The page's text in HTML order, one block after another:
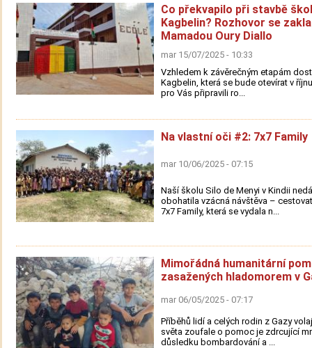
Co překvapilo při stavbě
Kagbelin? Rozhovor se
Mamadou Oury Diallo
mar 15/07/2025 - 10:33
Vzhledem k závěrečným etapám
Kagbelin, která se bude otevírat v
pro Vás připravili ro...
Na vlastní oči #2: 7x7 Family
mar 10/06/2025 - 07:15
Naší školu Silo de Menyi v Kindii
obohatila vzácná návštěva –
7x7 Family, která se vydala n...
Mimořádná humanitární
zasažených hladomorem v
mar 06/05/2025 - 07:17
Příběhů lidí a celých rodin z Gazy
světa zoufale o pomoc je zdrcující
důsledku bombardování a ...